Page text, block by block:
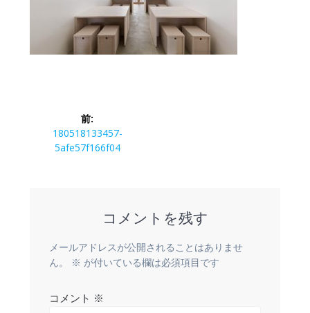
前:
前
の
180518133457-
5afe57f166f04
コメントを残す
メールアドレスが公開されることはありませ
ん。
※ が付いている欄は必須項目です
コメント ※